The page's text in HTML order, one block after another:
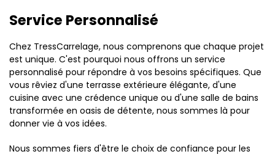
Service Personnalisé
Chez TressCarrelage, nous comprenons que chaque projet
est unique. C'est pourquoi nous offrons un service
personnalisé pour répondre à vos besoins spécifiques. Que
vous rêviez d'une terrasse extérieure élégante, d'une
cuisine avec une crédence unique ou d'une salle de bains
transformée en oasis de détente, nous sommes là pour
donner vie à vos idées.
Nous sommes fiers d'être le choix de confiance pour les